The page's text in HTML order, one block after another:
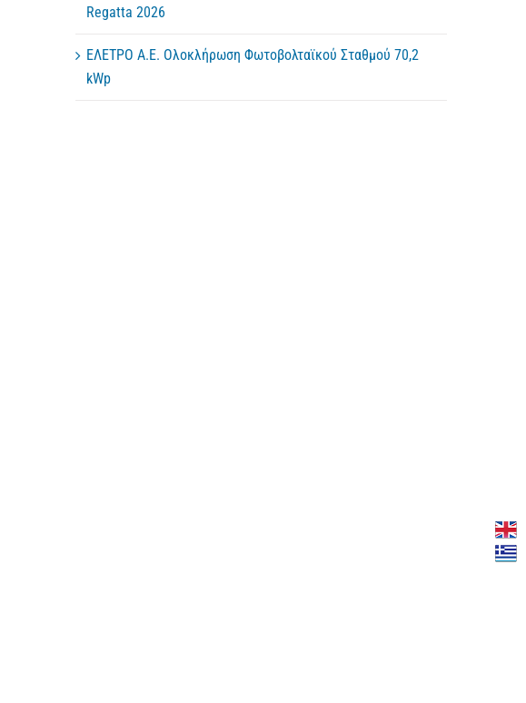
Regatta 2026
ΕΛΕΤΡΟ Α.Ε. Ολοκλήρωση Φωτοβολταϊκού Σταθμού 70,2
kWp